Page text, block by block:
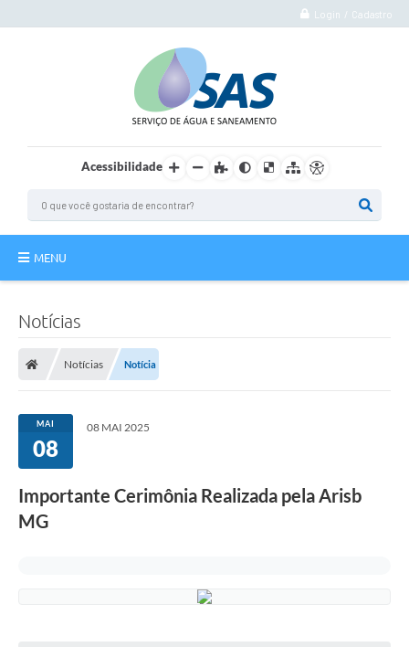
Login / Cadastro
Acessibilidade
MENU
Autoatendimento
Serviços
Obras Públicas
Notícias
Notícias Notícia
MAI
08
08 MAI 2025
Importante Cerimônia Realizada pela Arisb
MG